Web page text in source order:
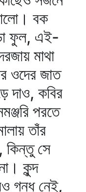
বক
ফুল, এই-
মাথা
ওদের জাত
দাও, কবির
পরতে
তাঁর
কিন্তু সে
কুন্দ
গন্ধ নেই,